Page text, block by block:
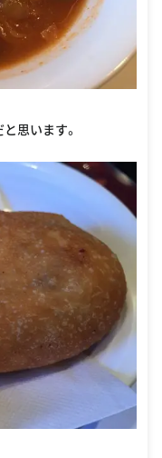
思います。